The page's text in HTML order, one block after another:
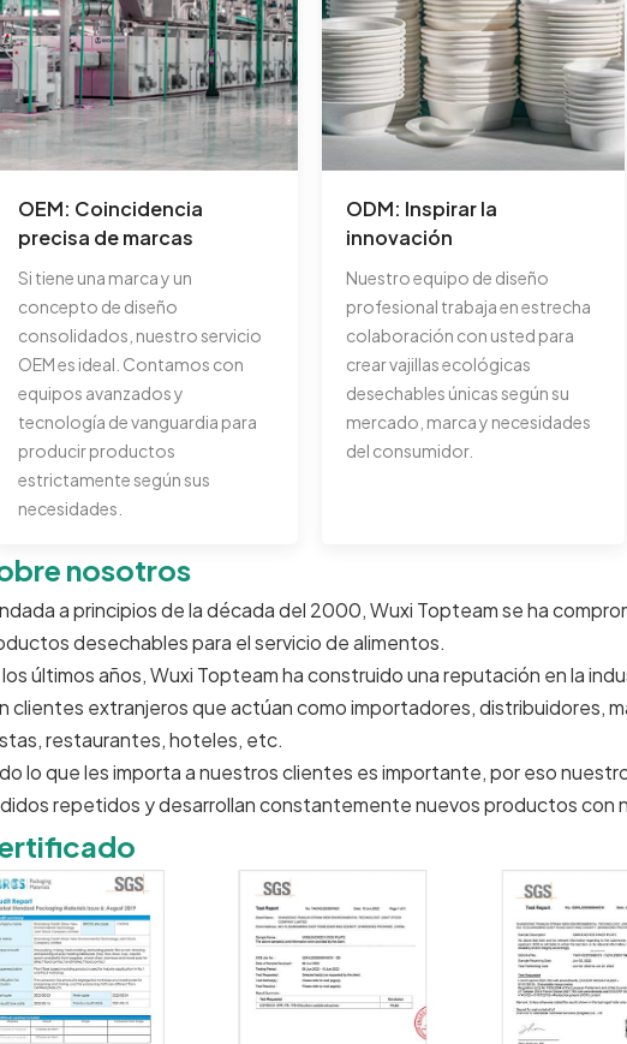
OEM: Coincidencia
precisa de marcas
Si tiene una marca y un
concepto de diseño
consolidados, nuestro servicio
OEM es ideal. Contamos con
equipos avanzados y
tecnología de vanguardia para
producir productos
estrictamente según sus
necesidades.
ODM: Inspirar la
innovación
Nuestro equipo de diseño
profesional trabaja en estrecha
colaboración con usted para
crear vajillas ecológicas
desechables únicas según su
mercado, marca y necesidades
del consumidor.
nosotros
a principios de la década del 2000, Wuxi Topteam se ha
desechables para el servicio de alimentos.
los últimos años, Wuxi Topteam ha construido una reputación en la
clientes extranjeros que actúan como importadores, distribuidores,
restaurantes, hoteles, etc.
lo que les importa a nuestros clientes es importante, por eso
repetidos y desarrollan constantemente nuevos productos con